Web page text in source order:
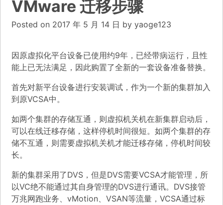
VMware 迁移步骤
Posted on 2017 年 5 月 14 日 by yaoge123
因原虚拟化平台设备已使用约9年，已经带病运行，且性
能上已无法满足，因此购置了全新的一套设备准备替换。
首先对新平台设备进行安装调试，作为一个新的集群加入
到原VCSA中。
如两个集群的存储互通，则虚拟机关机在新集群启动后，
可以在线迁移存储，这样停机时间很短。如两个集群的存
储不互通，则需要虚拟机关机才能迁移存储，停机时间较
长。
新的集群采用了DVS，但是DVS需要VCSA才能管理，所
以VC绝不能通过其自身管理的DVS进行通讯。DVS接管
万兆网跑业务、vMotion、VSAN等流量，VCSA通过标